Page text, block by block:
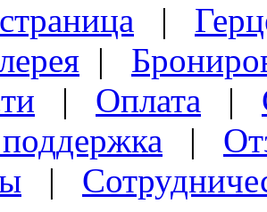
|
|
| Оплата |
|
|